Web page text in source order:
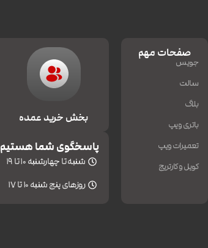
صفحات مهم
جویس
سالت
بلاگ
باتری ویپ
تعمیرات ویپ
کویل و کارتریج
بخش خرید عمده
پاسخگوی شما هستیم
شنبه تا چهارشنبه 10 تا 19
روزهای پنج شنبه 10 تا 17